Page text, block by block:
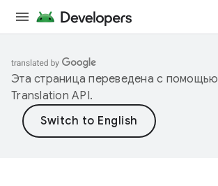
Эта страница переведена с помощью
Translation API.